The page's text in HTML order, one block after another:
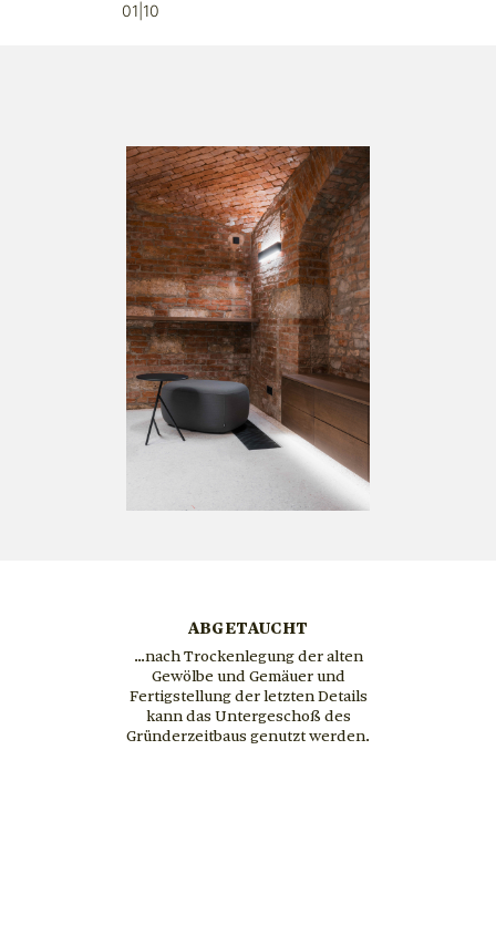
01|10
ABGETAUCHT
…nach Trockenlegung der alten
Gewölbe und Gemäuer und
Fertigstellung der letzten Details
kann das Untergeschoß des
Gründerzeitbaus genutzt werden.